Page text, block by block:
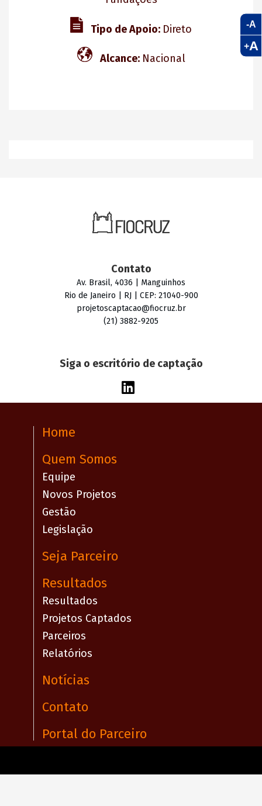
Tipo de Apoio: Direto
Alcance: Nacional
Contato
Av. Brasil, 4036 | Manguinhos
Rio de Janeiro | RJ | CEP: 21040-900
projetoscaptacao@fiocruz.br
(21) 3882-9205
Siga o escritório de captação
Home
Quem Somos
Equipe
Novos Projetos
Gestão
Legislação
Seja Parceiro
Resultados
Resultados
Projetos Captados
Parceiros
Relatórios
Notícias
Contato
Portal do Parceiro
-A
+A